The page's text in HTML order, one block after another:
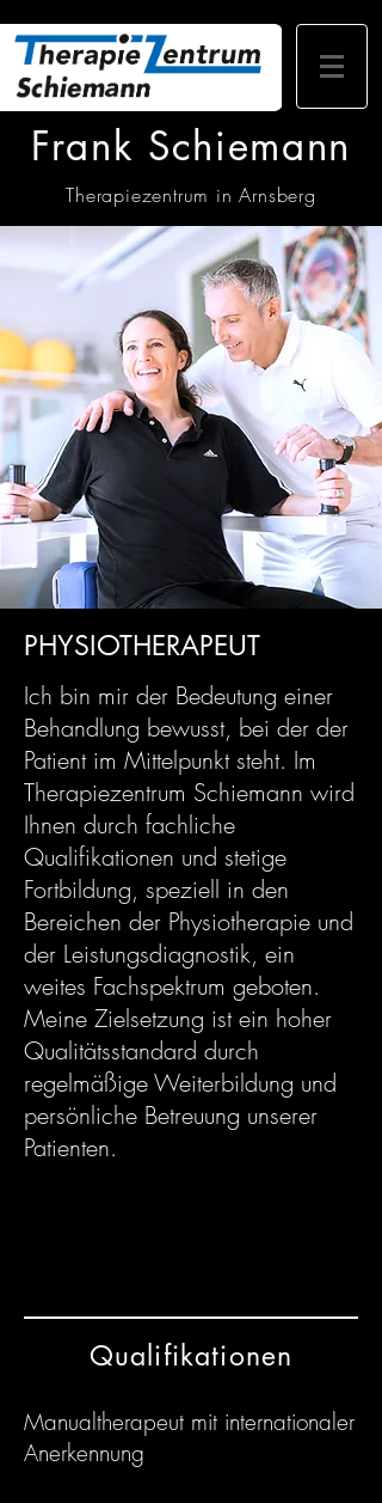
Frank Schiemann
Therapiezentrum in Arnsberg
PHYSIOTHERAPEUT
Ich bin mir der Bedeutung einer
Behandlung bewusst, bei der der
Patient im Mittelpunkt steht. Im
Therapiezentrum Schiemann wird
Ihnen durch fachliche
Qualifikationen und stetige
Fortbildung, speziell in den
Bereichen der Physiotherapie und
der Leistungsdiagnostik, ein
weites Fachspektrum geboten.
Meine Zielsetzung ist ein hoher
Qualitätsstandard durch
regelmäßige Weiterbildung und
persönliche Betreuung unserer
Patienten.
Qualifikationen
Manualtherapeut mit internationaler
Anerkennung